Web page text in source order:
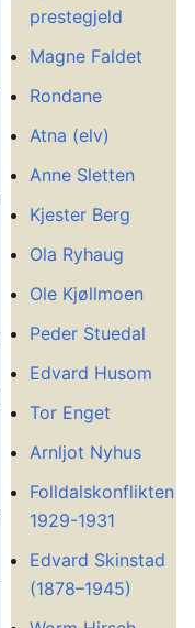
prestegjeld
Magne Faldet
Rondane
Atna (elv)
Anne Sletten
Kjester Berg
Ola Ryhaug
Ole Kjøllmoen
Peder Stuedal
Edvard Husom
Tor Enget
Arnljot Nyhus
Folldalskonflikten
1929-1931
Edvard Skinstad
(1878–1945)